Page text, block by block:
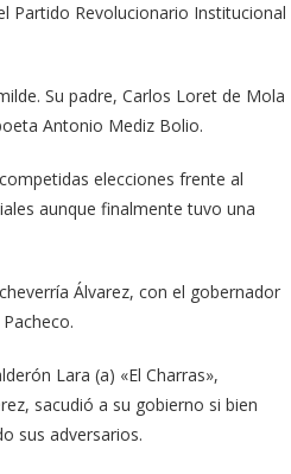
Partido Revolucionario Institucional
Su padre, Carlos Loret de Mola
Antonio Mediz Bolio.
elecciones frente al
aunque finalmente tuvo una
Álvarez, con el gobernador
Lara (a) «El Charras»,
sacudió a su gobierno si bien
sus adversarios.